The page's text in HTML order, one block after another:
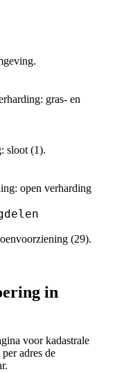
gras- en
sloot (1).
open verharding
(29).
in
voor kadastrale
adres de